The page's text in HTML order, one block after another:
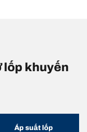
lốp khuyến
Áp suất lốp